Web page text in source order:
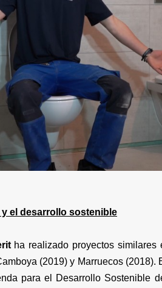
el desarrollo sostenible
ha realizado proyectos similares
(2019) y Marruecos (2018).
para el Desarrollo Sostenible